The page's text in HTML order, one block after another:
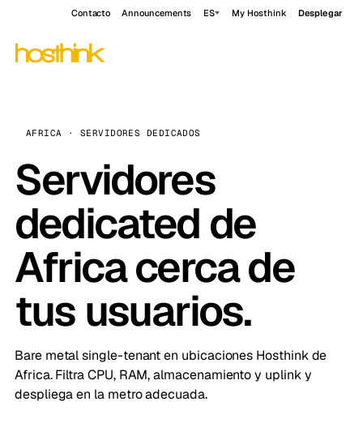
Contacto Announcements ES My Hosthink Desplegar
AFRICA · SERVIDORES DEDICADOS
Servidores
dedicated de
Africa cerca de
tus usuarios.
Bare metal single-tenant en ubicaciones Hosthink de
Africa. Filtra CPU, RAM, almacenamiento y uplink y
despliega en la metro adecuada.